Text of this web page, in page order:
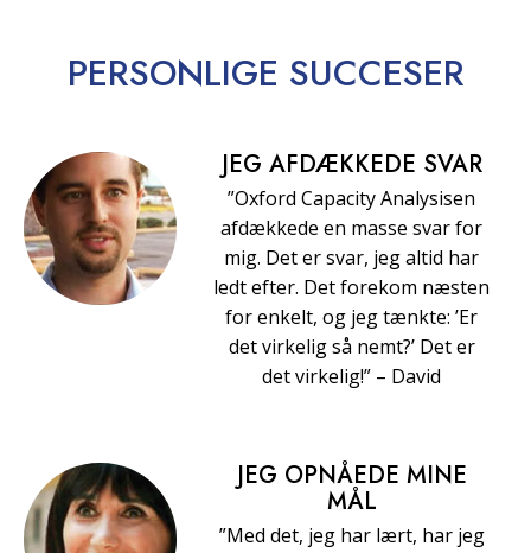
PERSONLIGE SUCCESER
JEG AFDÆKKEDE SVAR
”Oxford Capacity Analysisen
afdækkede en masse svar for
mig. Det er svar, jeg altid har
ledt efter. Det forekom næsten
for enkelt, og jeg tænkte: ’Er
det virkelig så nemt?’ Det er
det virkelig!” – David
JEG OPNÅEDE MINE
MÅL
”Med det, jeg har lært, har jeg